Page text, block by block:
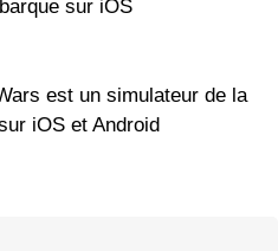
sur iOS
est un simulateur de la
iOS et Android